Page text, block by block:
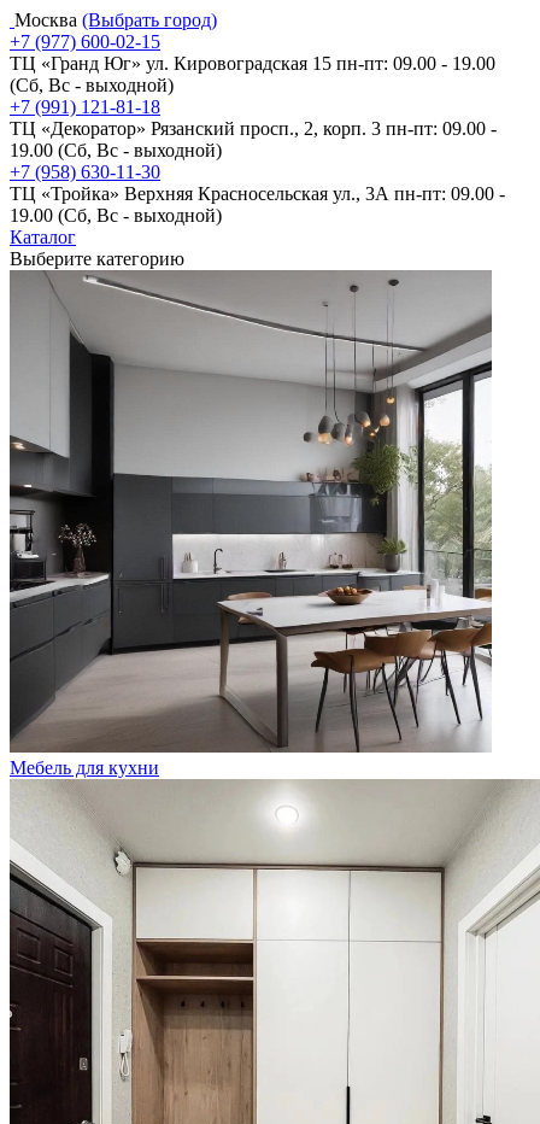
Москва (Выбрать город)
+7 (977) 600-02-15
ТЦ «Гранд Юг» ул. Кировоградская 15 пн-пт: 09.00 - 19.00
(Сб, Вс - выходной)
+7 (991) 121-81-18
ТЦ «Декоратор» Рязанский просп., 2, корп. 3 пн-пт: 09.00 -
19.00 (Сб, Вс - выходной)
+7 (958) 630-11-30
ТЦ «Тройка» Верхняя Красносельская ул., 3А пн-пт: 09.00 -
19.00 (Сб, Вс - выходной)
Каталог
Выберите категорию
Мебель для кухни